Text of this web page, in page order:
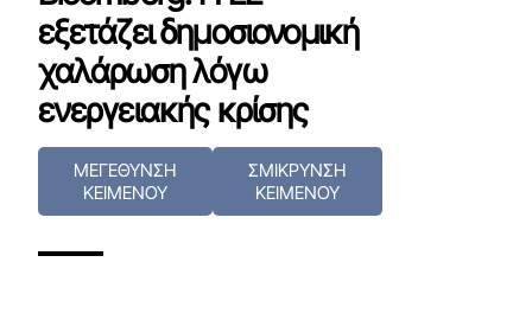
εξετάζει δημοσιονομική
χαλάρωση λόγω
ενεργειακής κρίσης
ΜΕΓΕΘΥΝΣΗ
ΚΕΙΜΕΝΟΥ
ΣΜΙΚΡΥΝΣΗ
ΚΕΙΜΕΝΟΥ